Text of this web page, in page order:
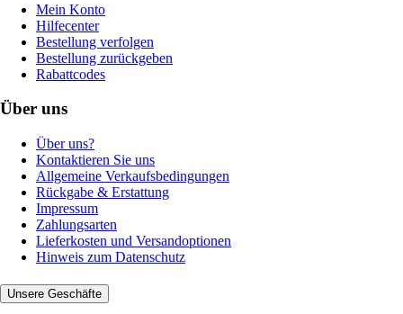
Mein Konto
Hilfecenter
Bestellung verfolgen
Bestellung zurückgeben
Rabattcodes
Über uns
Über uns?
Kontaktieren Sie uns
Allgemeine Verkaufsbedingungen
Rückgabe & Erstattung
Impressum
Zahlungsarten
Lieferkosten und Versandoptionen
Hinweis zum Datenschutz
Unsere Geschäfte